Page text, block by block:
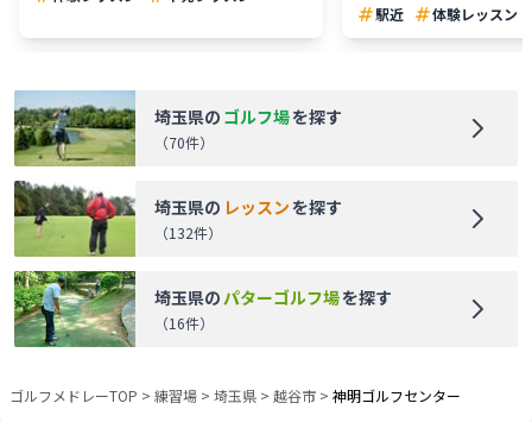
駅近
体験レッスン
埼玉県の ゴルフ場を探す
（70件）
埼玉県の レッスンを探す
（132件）
埼玉県のパターゴルフ場を探す
（16件）
ゴルフメドレーTOP > 練習場 > 埼玉県 > 越谷市 > 神明ゴルフセンター